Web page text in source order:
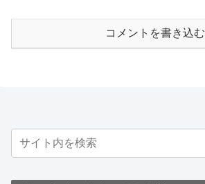
コメントを書き込む